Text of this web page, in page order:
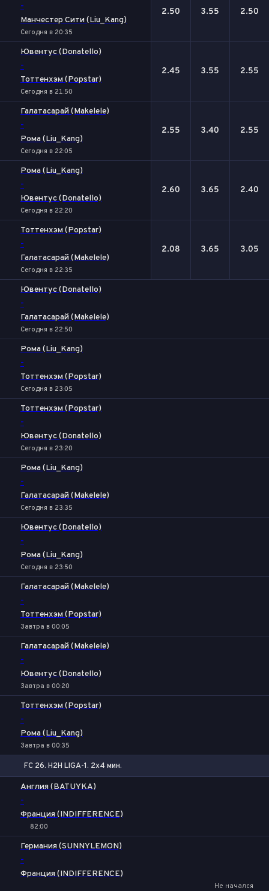
-
Манчестер Сити (Liu_Kang)
Сегодня в 20:35
2.50 3.55 2.50
Ювентус (Donatello)
-
Тоттенхэм (Popstar)
Сегодня в 21:50
2.45 3.55 2.55
Галатасарай (Makelele)
-
Рома (Liu_Kang)
Сегодня в 22:05
2.55 3.40 2.55
Рома (Liu_Kang)
-
Ювентус (Donatello)
Сегодня в 22:20
2.60 3.65 2.40
Тоттенхэм (Popstar)
-
Галатасарай (Makelele)
Сегодня в 22:35
2.08 3.65 3.05
Ювентус (Donatello)
-
Галатасарай (Makelele)
Сегодня в 22:50
Рома (Liu_Kang)
-
Тоттенхэм (Popstar)
Сегодня в 23:05
Тоттенхэм (Popstar)
-
Ювентус (Donatello)
Сегодня в 23:20
Рома (Liu_Kang)
-
Галатасарай (Makelele)
Сегодня в 23:35
Ювентус (Donatello)
-
Рома (Liu_Kang)
Сегодня в 23:50
Галатасарай (Makelele)
-
Тоттенхэм (Popstar)
Завтра в 00:05
Галатасарай (Makelele)
-
Ювентус (Donatello)
Завтра в 00:20
Тоттенхэм (Popstar)
-
Рома (Liu_Kang)
Завтра в 00:35
FC 26. H2H LIGA-1. 2x4 мин.
Англия (BATUYKA)
-
Франция (INDIFFERENCE)
82:00
Германия (SUNNYLEMON)
-
Франция (INDIFFERENCE)
Не начался